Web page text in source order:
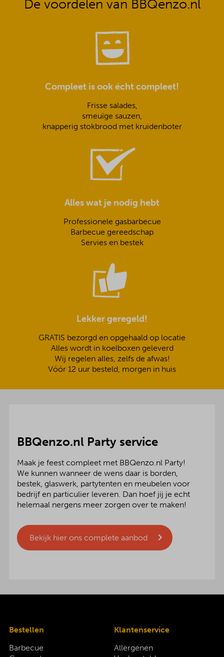
De voordelen van BBQenzo.nl
Compleet is ook écht compleet!
Frisse salades,
smeuïge sauzen,
knapperig stokbrood met kruidenboter
Alles wat je nodig hebt
Professionele gasbarbecue
Barbecue gereedschap
Servies en bestek
Lekker geregeld!
GRATIS bezorgd en opgehaald op locatie
Alles wordt in koelboxen geleverd
Wij regelen alles, zelfs de afwas!
Vóór 12 uur besteld, morgen in huis
BBQenzo.nl Party service
Maak je feest compleet met BBQenzo.nl Party!
We kunnen wanneer de wens daar is borden,
bestek, glaswerk, partytenten en meubelen voor
bedrijf en particulier leveren. Dan hoef jij je echt
helemaal nergens meer zorgen over te maken!
Bekijk hier ons complete aanbod
Bestellen
Barbecue
Klantenservice
Allergenen